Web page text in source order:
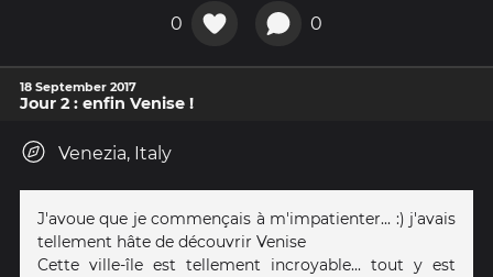
0 0
18 September 2017
Jour 2 : enfin Venise !
Venezia, Italy
J'avoue que je commençais à m'impatienter... :) j'avais
tellement hâte de découvrir Venise
Cette ville-île est tellement incroyable... tout y est